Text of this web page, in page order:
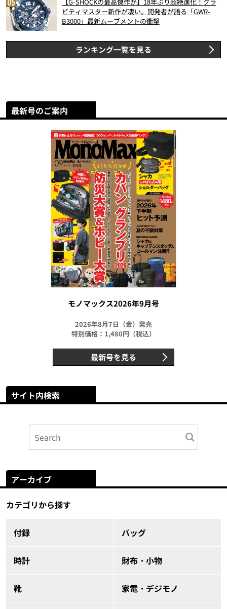
ビティマスター新作が凄い。開発者が語る「GWR-
B3000」最新ムーブメントの衝撃
ランキング一覧を見る
最新号のご案内
モノマックス2026年9月号
2026年8月7日（金）発売
特別価格：1,480円（税込）
最新号を見る
サイト内検索
アーカイブ
カテゴリから探す
付録 バッグ
時計 財布・小物
靴 家電・デジモノ